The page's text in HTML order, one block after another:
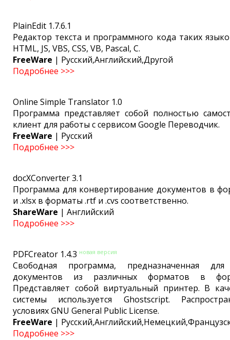
PlainEdit 1.7.6.1
Редактор текста и программного кода таких
HTML, JS, VBS, CSS, VB, Pascal, C.
FreeWare | Русский,Английский,Другой
Подробнее >>>
Online Simple Translator 1.0
Программа представляет собой полностью
клиент для работы с сервисом Google Переводчик.
FreeWare | Русский
Подробнее >>>
docXConverter 3.1
Программа для конвертирование документов в
и .xlsx в форматы .rtf и .cvs соответственно.
ShareWare | Английский
Подробнее >>>
PDFCreator 1.4.3 новая версия
Cвободная программа, предназначенная
документов из различных форматов в
Представляет собой виртуальный принтер. В
системы используется Ghostscript.
условиях GNU General Public License.
FreeWare |
Подробнее >>>